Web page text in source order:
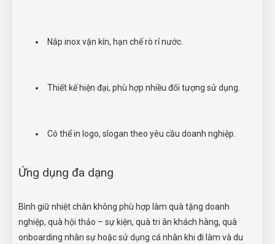
Nắp inox vặn kín, hạn chế rò rỉ nước.
Thiết kế hiện đại, phù hợp nhiều đối tượng sử dụng.
Có thể in logo, slogan theo yêu cầu doanh nghiệp.
Ứng dụng đa dạng
Bình giữ nhiệt chân không phù hợp làm quà tặng doanh
nghiệp, quà hội thảo – sự kiện, quà tri ân khách hàng, quà
onboarding nhân sự hoặc sử dụng cá nhân khi đi làm và du